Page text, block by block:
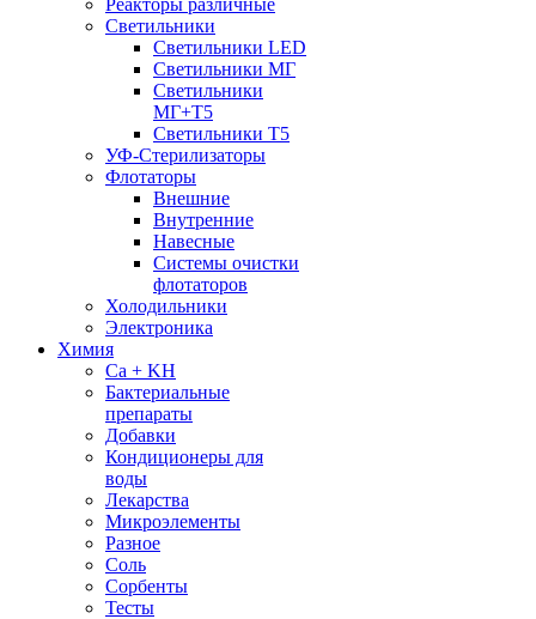
Реакторы различные
Светильники
Светильники LED
Светильники МГ
Светильники
МГ+T5
Светильники Т5
УФ-Стерилизаторы
Флотаторы
Внешние
Внутренние
Навесные
Системы очистки
флотаторов
Холодильники
Электроника
Химия
Ca + KH
Бактериальные
препараты
Добавки
Кондиционеры для
воды
Лекарства
Микроэлементы
Разное
Соль
Сорбенты
Тесты